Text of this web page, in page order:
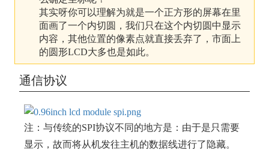
其实呀你可以理解为就是一个正方形的屏幕在里
面画了一个内切圆，我们只在这个内切圆中显示
内容，其他位置的像素点就直接丢弃了，市面上
的圆形LCD大多也是如此。
通信协议
注：与传统的SPI协议不同的地方是：由于是只需要
显示，故而将从机发往主机的数据线进行了隐藏。